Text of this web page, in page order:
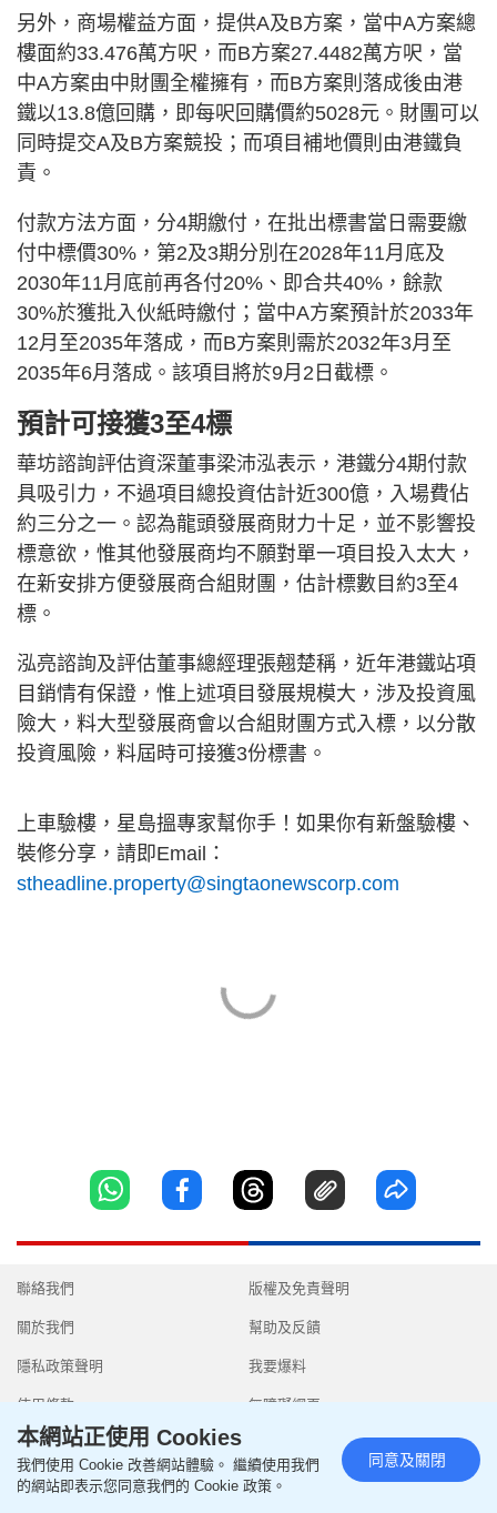
另外，商場權益方面，提供A及B方案，當中A方案總
樓面約33.476萬方呎，而B方案27.4482萬方呎，當
中A方案由中財團全權擁有，而B方案則落成後由港
鐵以13.8億回購，即每呎回購價約5028元。財團可以
同時提交A及B方案競投；而項目補地價則由港鐵負
責。
付款方法方面，分4期繳付，在批出標書當日需要繳
付中標價30%，第2及3期分別在2028年11月底及
2030年11月底前再各付20%、即合共40%，餘款
30%於獲批入伙紙時繳付；當中A方案預計於2033年
12月至2035年落成，而B方案則需於2032年3月至
2035年6月落成。該項目將於9月2日截標。
預計可接獲3至4標
華坊諮詢評估資深董事梁沛泓表示，港鐵分4期付款
具吸引力，不過項目總投資估計近300億，入場費佔
約三分之一。認為龍頭發展商財力十足，並不影響投
標意欲，惟其他發展商均不願對單一項目投入太大，
在新安排方便發展商合組財團，估計標數目約3至4
標。
泓亮諮詢及評估董事總經理張翹楚稱，近年港鐵站項
目銷情有保證，惟上述項目發展規模大，涉及投資風
險大，料大型發展商會以合組財團方式入標，以分散
投資風險，料屆時可接獲3份標書。
上車驗樓，星島搵專家幫你手！如果你有新盤驗樓、
裝修分享，請即Email：
stheadline.property@singtaonewscorp.com
聯絡我們
關於我們
隱私政策聲明
使用條款
版權及免責聲明
幫助及反饋
我要爆料
無障礙網頁
Copyright © 2026 SingTao Ltd.All rights reserved.
本網站正使用 Cookies
我們使用 Cookie 改善網站體驗。 繼續使用我們
的網站即表示您同意我們的 Cookie 政策。
同意及關閉